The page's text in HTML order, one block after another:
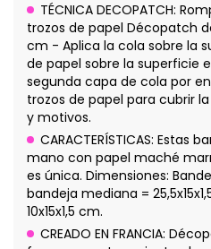
TÉCNICA DECOPATCH:
trozos de papel Décopatch
cm - Aplica la cola sobre la
de papel sobre la superficie
segunda capa de cola por
trozos de papel para cubrir
y motivos.
CARACTERÍSTICAS: Estas
mano con papel maché
es única. Dimensiones:
bandeja mediana =
10x15x1,5 cm.
CREADO EN FRANCIA: